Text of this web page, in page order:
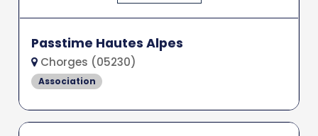
Passtime Hautes Alpes
Chorges (05230)
Association